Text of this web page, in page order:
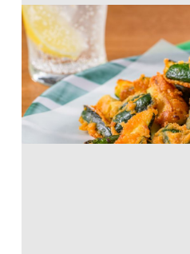
ズッキーニのからあげ
油・オリーブオイル